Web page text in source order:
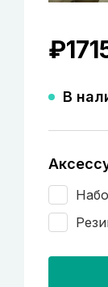
₽
В